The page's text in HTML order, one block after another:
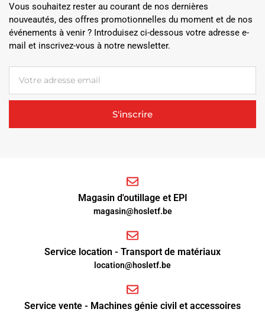
Vous souhaitez rester au courant de nos dernières
nouveautés, des offres promotionnelles du moment et de nos
événements à venir ? Introduisez ci-dessous votre adresse e-
mail et inscrivez-vous à notre newsletter.
S'inscrire
Magasin d'outillage et EPI
magasin@hosletf.be
Service location - Transport de matériaux
location@hosletf.be
Service vente - Machines génie civil et accessoires